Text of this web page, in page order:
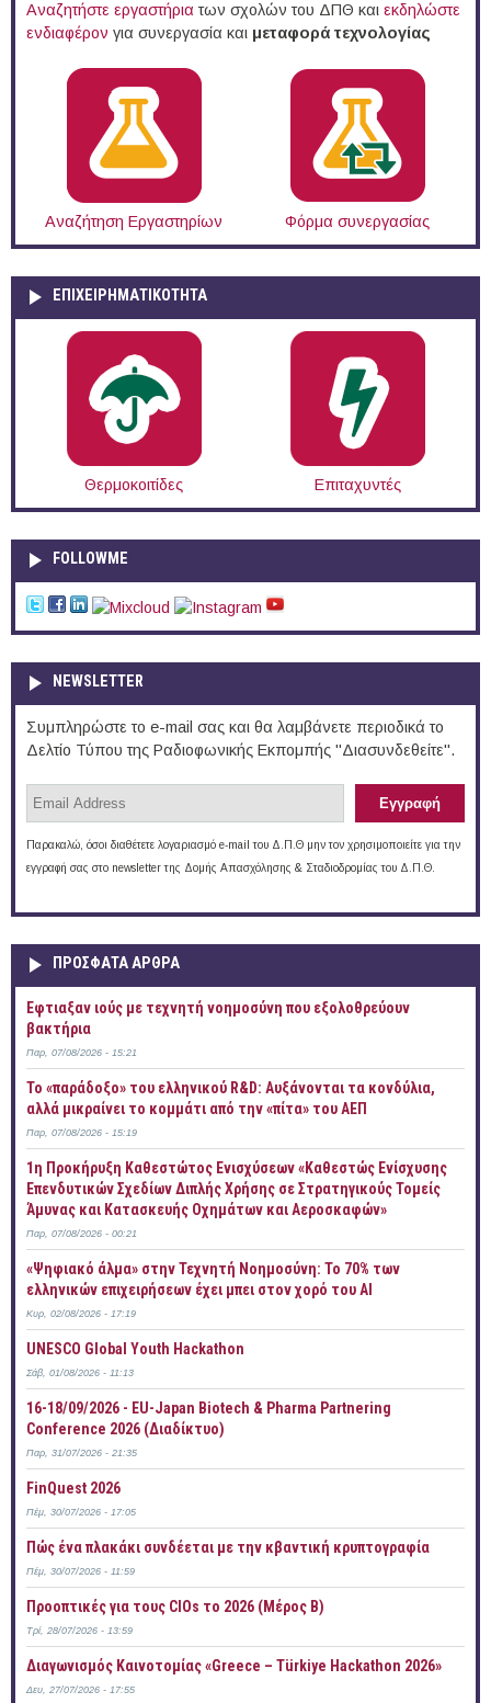
Αναζητήστε εργαστήρια των σχολών του ΔΠΘ και εκδηλώστε
ενδιαφέρον για συνεργασία και μεταφορά τεχνολογίας
Αναζήτηση Εργαστηρίων Φόρμα συνεργασίας
ΕΠΙΧΕΙΡΗΜΑΤΙΚΟΤΗΤΑ
Θερμοκοιτίδες Επιταχυντές
FOLLOWME
NEWSLETTER
Συμπληρώστε το e-mail σας και θα λαμβάνετε περιοδικά το
Δελτίο Τύπου της Ραδιοφωνικής Εκπομπής "Διασυνδεθείτε".
Παρακαλώ, όσοι διαθέτετε λογαριασμό e-mail του Δ.Π.Θ μην τον χρησιμοποιείτε για την
εγγραφή σας στο newsletter της Δομής Απασχόλησης & Σταδιοδρομίας του Δ.Π.Θ.
ΠΡOΣΦΑΤΑ AΡΘΡΑ
Έφτιαξαν ιούς με τεχνητή νοημοσύνη που εξολοθρεύουν
βακτήρια
Παρ, 07/08/2026 - 15:21
Το «παράδοξο» του ελληνικού R&D: Αυξάνονται τα κονδύλια,
αλλά μικραίνει το κομμάτι από την «πίτα» του ΑΕΠ
Παρ, 07/08/2026 - 15:19
1η Προκήρυξη Καθεστώτος Ενισχύσεων «Καθεστώς Ενίσχυσης
Επενδυτικών Σχεδίων Διπλής Χρήσης σε Στρατηγικούς Τομείς
Άμυνας και Κατασκευής Οχημάτων και Αεροσκαφών»
Παρ, 07/08/2026 - 00:21
«Ψηφιακό άλμα» στην Τεχνητή Νοημοσύνη: Το 70% των
ελληνικών επιχειρήσεων έχει μπει στον χορό του AI
Κυρ, 02/08/2026 - 17:19
UNESCO Global Youth Hackathon
Σάβ, 01/08/2026 - 11:13
16-18/09/2026 - EU-Japan Biotech & Pharma Partnering
Conference 2026 (Διαδίκτυο)
Παρ, 31/07/2026 - 21:35
FinQuest 2026
Πέμ, 30/07/2026 - 17:05
Πώς ένα πλακάκι συνδέεται με την κβαντική κρυπτογραφία
Πέμ, 30/07/2026 - 11:59
Προοπτικές για τους CIOs το 2026 (Μέρος Β)
Τρί, 28/07/2026 - 13:59
Διαγωνισμός Καινοτομίας «Greece – Türkiye Hackathon 2026»
Δευ, 27/07/2026 - 17:55